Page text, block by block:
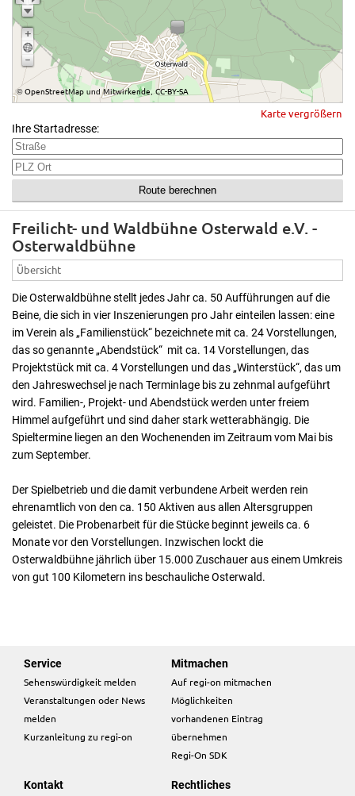
©OpenStreetMap undMitwirkende,CC-BY-SA
Karte vergrößern
Ihre Startadresse:
Freilicht- und Waldbühne Osterwald e.V. -
Osterwaldbühne
Übersicht
Die Osterwaldbühne stellt jedes Jahr ca. 50 Aufführungen auf die
Beine, die sich in vier Inszenierungen pro Jahr einteilen lassen: eine
im Verein als „Familienstück“ bezeichnete mit ca. 24 Vorstellungen,
das so genannte „Abendstück“ mit ca. 14 Vorstellungen, das
Projektstück mit ca. 4 Vorstellungen und das „Winterstück“, das um
den Jahreswechsel je nach Terminlage bis zu zehnmal aufgeführt
wird. Familien-, Projekt- und Abendstück werden unter freiem
Himmel aufgeführt und sind daher stark wetterabhängig. Die
Spieltermine liegen an den Wochenenden im Zeitraum vom Mai bis
zum September.
Der Spielbetrieb und die damit verbundene Arbeit werden rein
ehrenamtlich von den ca. 150 Aktiven aus allen Altersgruppen
geleistet. Die Probenarbeit für die Stücke beginnt jeweils ca. 6
Monate vor den Vorstellungen. Inzwischen lockt die
Osterwaldbühne jährlich über 15.000 Zuschauer aus einem Umkreis
von gut 100 Kilometern ins beschauliche Osterwald.
Service
Sehenswürdigkeit melden
Veranstaltungen oder News
melden
Kurzanleitung zu regi-on
Mitmachen
Auf regi-on mitmachen
Möglichkeiten
vorhandenen Eintrag
übernehmen
Regi-On SDK
Kontakt Rechtliches